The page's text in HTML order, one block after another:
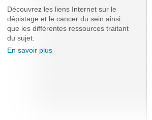
Découvrez les liens Internet sur le
dépistage et le cancer du sein ainsi
que les différentes ressources traitant
du sujet.
En savoir plus